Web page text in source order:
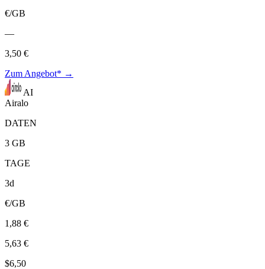
€/GB
—
3,50 €
Zum Angebot* →
AI
Airalo
DATEN
3 GB
TAGE
3d
€/GB
1,88 €
5,63 €
$6,50